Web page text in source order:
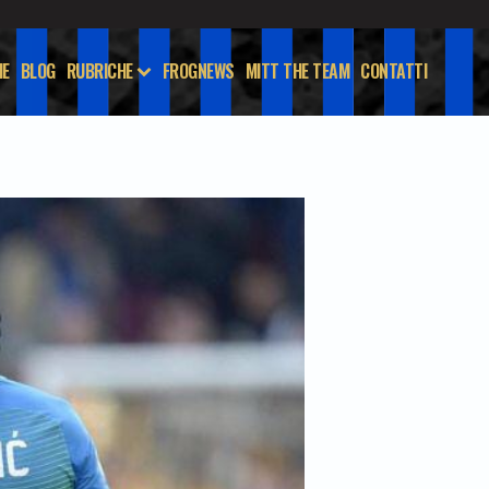
BLOG RUBRICHE FROGNEWS MITT THE TEAM CONTATTI